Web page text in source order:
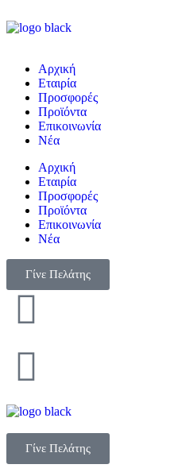
Αρχική
Εταιρία
Προσφορές
Προϊόντα
Επικοινωνία
Νέα
Αρχική
Εταιρία
Προσφορές
Προϊόντα
Επικοινωνία
Νέα
Γίνε Πελάτης
Γίνε Πελάτης